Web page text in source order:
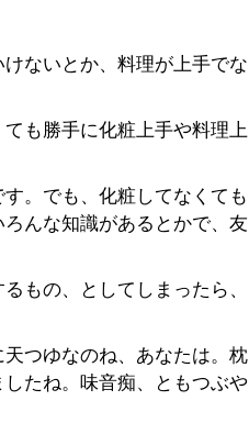
ないとか、料理が上手でな
も勝手に化粧上手や料理上
。でも、化粧してなくても
んな知識があるとかで、友
もの、としてしまったら、
つゆなのね、あなたは。枕
たね。味音痴、ともつぶや